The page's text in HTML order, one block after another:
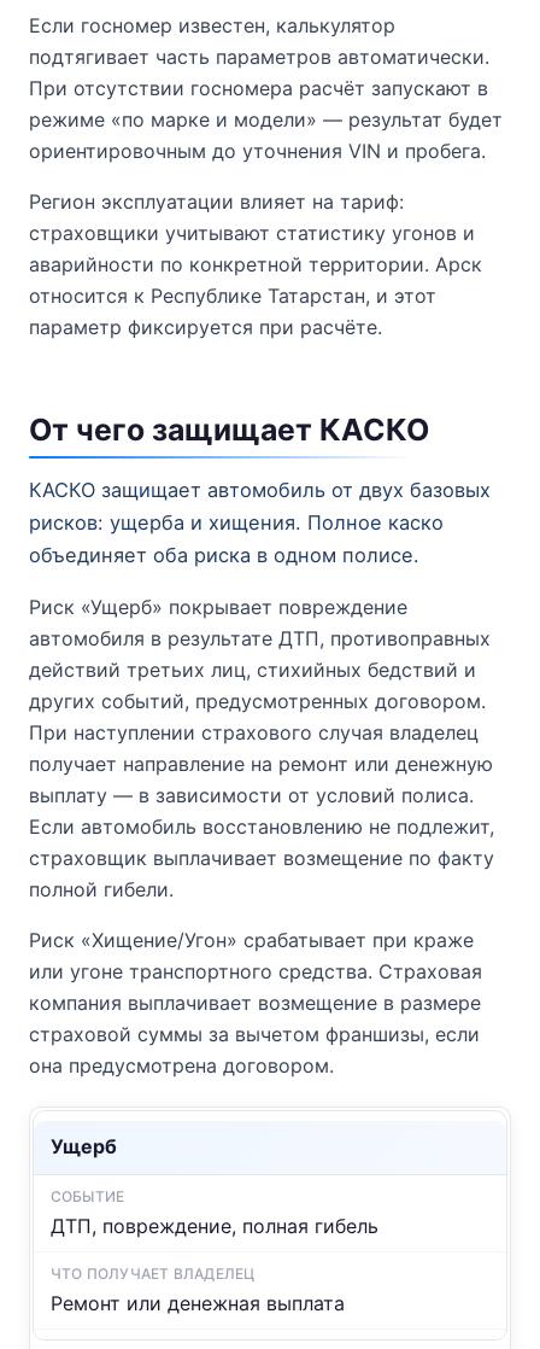
Если госномер известен, калькулятор
подтягивает часть параметров автоматически.
При отсутствии госномера расчёт запускают в
режиме «по марке и модели» — результат будет
ориентировочным до уточнения VIN и пробега.
Регион эксплуатации влияет на тариф:
страховщики учитывают статистику угонов и
аварийности по конкретной территории. Арск
относится к Республике Татарстан, и этот
параметр фиксируется при расчёте.
От чего защищает КАСКО
КАСКО защищает автомобиль от двух базовых
рисков: ущерба и хищения. Полное каско
объединяет оба риска в одном полисе.
Риск «Ущерб» покрывает повреждение
автомобиля в результате ДТП, противоправных
действий третьих лиц, стихийных бедствий и
других событий, предусмотренных договором.
При наступлении страхового случая владелец
получает направление на ремонт или денежную
выплату — в зависимости от условий полиса.
Если автомобиль восстановлению не подлежит,
страховщик выплачивает возмещение по факту
полной гибели.
Риск «Хищение/Угон» срабатывает при краже
или угоне транспортного средства. Страховая
компания выплачивает возмещение в размере
страховой суммы за вычетом франшизы, если
она предусмотрена договором.
Ущерб
ДТП, повреждение, полная гибель
Ремонт или денежная выплата